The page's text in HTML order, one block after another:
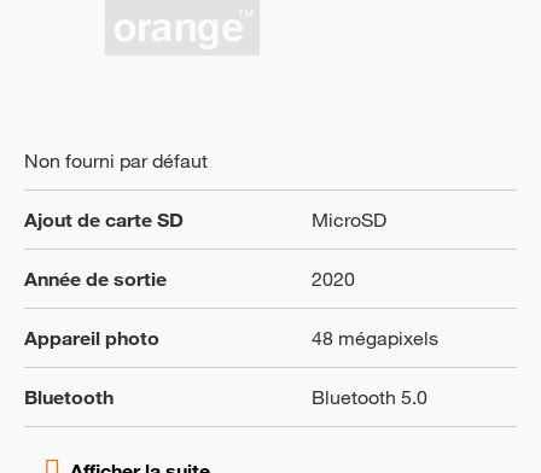
Non fourni par défaut
Ajout de carte SD MicroSD
Année de sortie 2020
Appareil photo 48 mégapixels
Bluetooth Bluetooth 5.0